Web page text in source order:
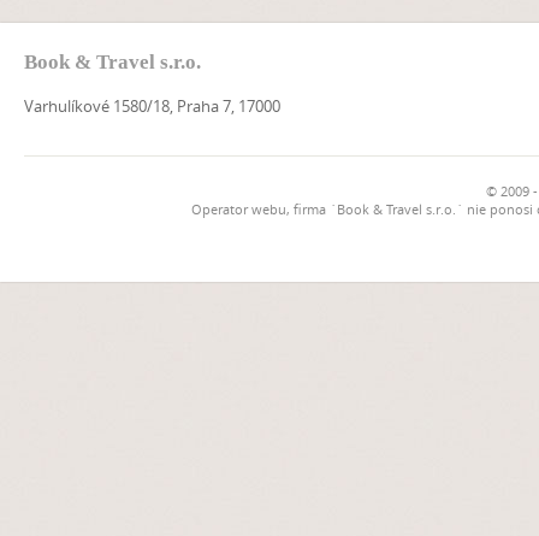
Book & Travel s.r.o.
Varhulíkové 1580/18, Praha 7, 17000
© 2009
Operator webu, firma `Book & Travel s.r.o.` nie